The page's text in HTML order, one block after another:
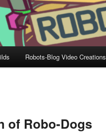
Robots-Blog Video Creations
of Robo-Dogs